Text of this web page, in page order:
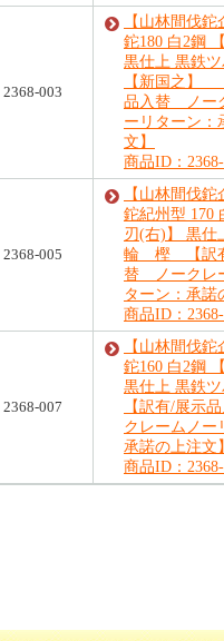
2368-003
【山林間伐
鉈180 白2鋼
黒仕上 黒鉄
【新国之】
品入替 ノー
ーリターン：
文】
商品ID：
2368-005
【山林間伐
鉈紀州型 170
刃(右)】 黒仕
輪 樫 【訳
替 ノークレ
ターン：承諾
商品ID：
2368-007
【山林間伐
鉈160 白2鋼
黒仕上 黒
【訳有/展示
クレームノー
承諾の上注文
商品ID：